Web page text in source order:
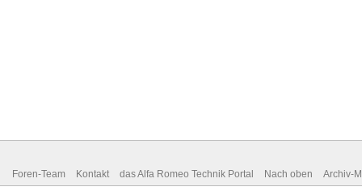
Foren-Team Kontakt das Alfa Romeo Technik Portal Nach oben Archiv-